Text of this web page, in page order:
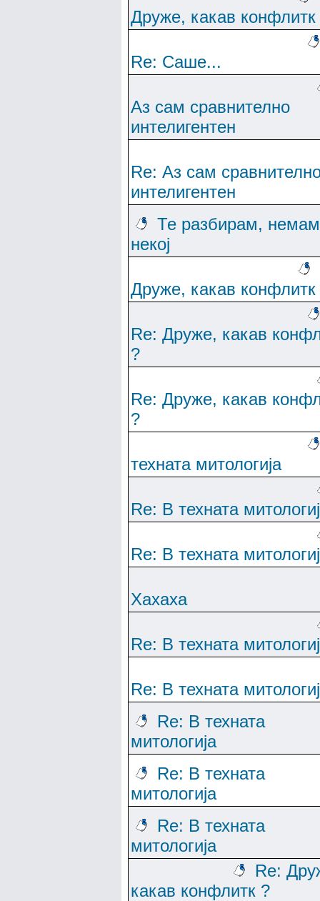
Друже, какав конфлитк
Re: Саше...
Аз сам сравнително
интелигентен
Re: Аз сам
интелигентен
Те разбирам, немам
некој
Друже, какав конфлитк
Re: Друже, какав
?
Re: Друже, какав
?
техната митологија
Re: В техната
Re: В техната
Хахаха
Re: В техната
Re: В техната
Re: В техната
митологија
Re: В техната
митологија
Re: В техната
митологија
Re:
какав конфлитк ?